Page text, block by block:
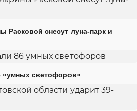
Расковой снесут луна-парк и
«умных светофоров»